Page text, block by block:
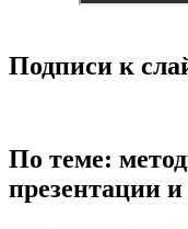
Подписи к
По теме:
презентации